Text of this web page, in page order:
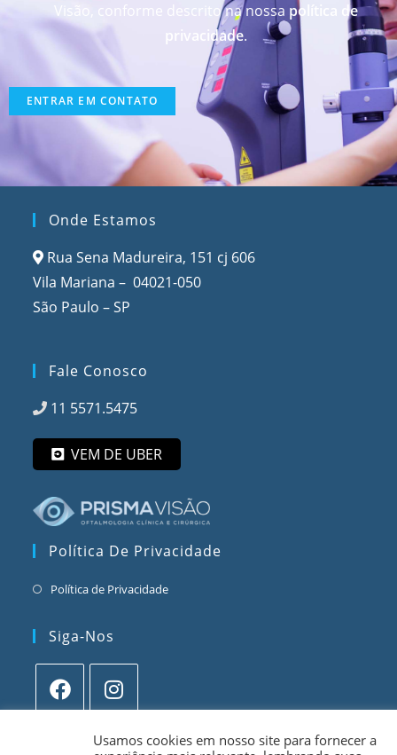
Visão, conforme descrito na nossa política de
privacidade.
Onde Estamos
Rua Sena Madureira, 151 cj 606
Vila Mariana – 04021-050
São Paulo – SP
Fale Conosco
11 5571.5475
VEM DE UBER
Política De Privacidade
Política de Privacidade
Siga-Nos
Usamos cookies em nosso site para fornecer a